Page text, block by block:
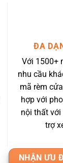
ĐA
Với 1500+
nhu cầu
mã rèm
hợp với
nội thất
trợ
NHẬN ƯU